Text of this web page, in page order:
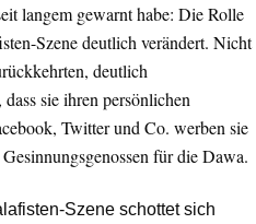
langem gewarnt habe: Die Rolle
Szene deutlich verändert. Nicht
deutlich
sie ihren persönlichen
Twitter und Co. werben sie
für die Dawa.
Szene schottet sich